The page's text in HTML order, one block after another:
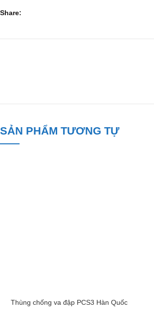
Share
SẢN PHẨM TƯƠNG TỰ
Thùng chống va đập PCS3 Hàn Quốc